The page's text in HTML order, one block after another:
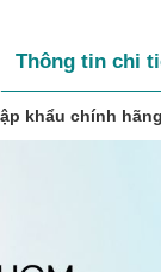
Thông tin chi
khẩu chính